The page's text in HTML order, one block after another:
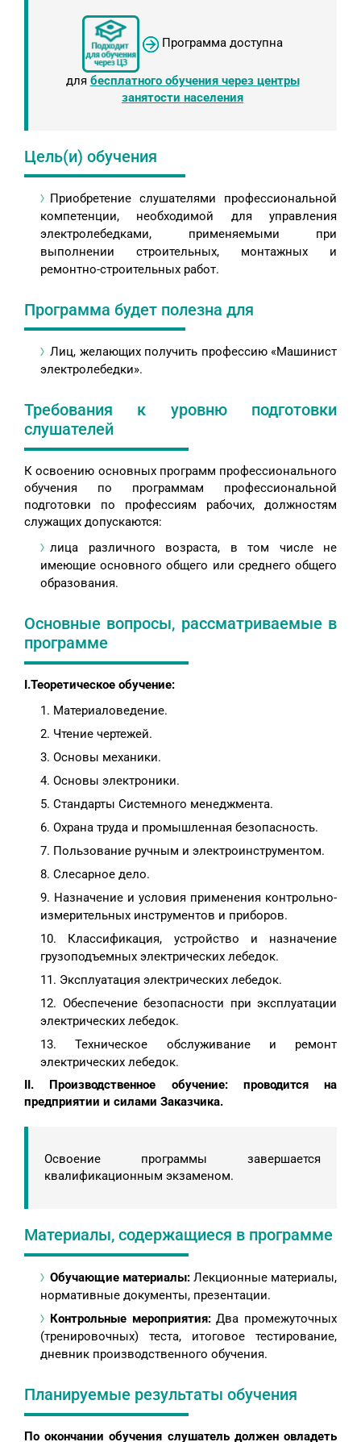
Программа доступна
для бесплатного обучения через центры
занятости населения
Цель(и) обучения
Приобретение слушателями профессиональной
компетенции, необходимой для управления
электролебедками, применяемыми при
выполнении строительных, монтажных и
ремонтно-строительных работ.
Программа будет полезна для
Лиц, желающих получить профессию «Машинист
электролебедки».
Требования к уровню подготовки
слушателей
К освоению основных программ профессионального
обучения по программам профессиональной
подготовки по профессиям рабочих, должностям
служащих допускаются:
лица различного возраста, в том числе не
имеющие основного общего или среднего общего
образования.
Основные вопросы, рассматриваемые в
программе
I.Теоретическое обучение:
Материаловедение.
Чтение чертежей.
Основы механики.
Основы электроники.
Стандарты Системного менеджмента.
Охрана труда и промышленная безопасность.
Пользование ручным и электроинструментом.
Слесарное дело.
Назначение и условия применения контрольно-
измерительных инструментов и приборов.
Классификация, устройство и назначение
грузоподъемных электрических лебедок.
Эксплуатация электрических лебедок.
Обеспечение безопасности при эксплуатации
электрических лебедок.
Техническое обслуживание и ремонт
электрических лебедок.
II. Производственное обучение: проводится на
предприятии и силами Заказчика.
Освоение программы завершается
квалификационным экзаменом.
Материалы, содержащиеся в программе
Обучающие материалы: Лекционные материалы,
нормативные документы, презентации.
Контрольные мероприятия:Два промежуточных
(тренировочных) теста, итоговое тестирование,
дневник производственного обучения.
Планируемые результаты обучения
По окончании обучения слушатель должен овладеть